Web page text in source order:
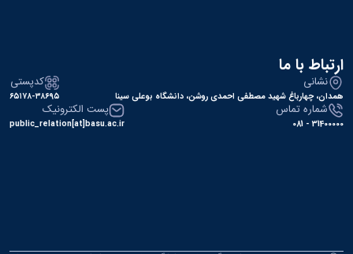
ارتباط با ما
نشانی
همدان، چهارباغ شهید مصطفی احمدی روشن، دانشگاه بوعلی سینا
کدپستی
۶۵۱۷۸-۳۸۶۹۵
شماره تماس
31400000 - 081
پست الکترونیک
public_relation[at]basu.ac.ir